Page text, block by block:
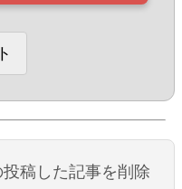
稿した記事を削除